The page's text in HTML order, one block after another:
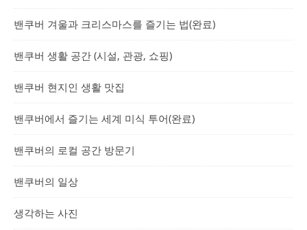
밴쿠버 겨울과 크리스마스를 즐기는 법(완료)
밴쿠버 생활 공간 (시설, 관광, 쇼핑)
밴쿠버 현지인 생활 맛집
밴쿠버에서 즐기는 세계 미식 투어(완료)
밴쿠버의 로컬 공간 방문기
밴쿠버의 일상
생각하는 사진